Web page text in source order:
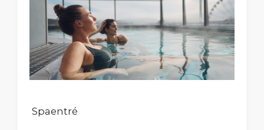
Spaentré